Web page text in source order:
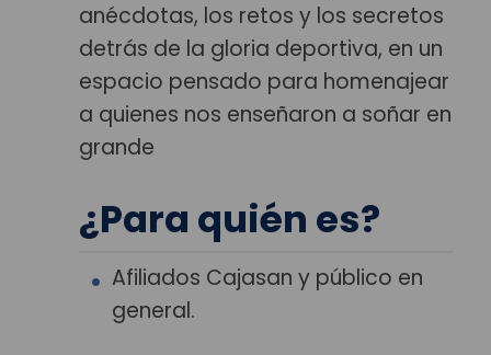
anécdotas, los retos y los secretos
detrás de la gloria deportiva, en un
espacio pensado para homenajear
a quienes nos enseñaron a soñar en
grande
¿Para quién es?
Afiliados Cajasan y público en
general.